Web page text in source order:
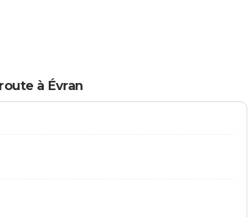
à Évran